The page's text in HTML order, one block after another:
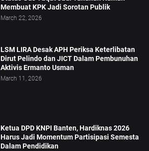
Membuat KPK Jadi Sorotan Publik
March 22, 2026
LSM LIRA Desak APH Periksa Keterlibatan
Dirut Pelindo dan JICT Dalam Pembunuhan
Aktivis Ermanto Usman
March 11, 2026
Ketua DPD KNPI Banten, Hardiknas 2026
Harus Jadi Momentum Partisipasi Semesta
Dalam Pendidikan